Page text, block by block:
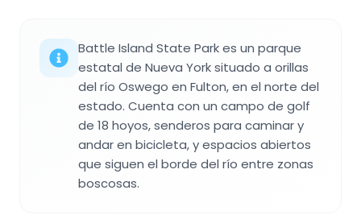
Battle Island State Park es un parque
estatal de Nueva York situado a orillas
del río Oswego en Fulton, en el norte del
estado. Cuenta con un campo de golf
de 18 hoyos, senderos para caminar y
andar en bicicleta, y espacios abiertos
que siguen el borde del río entre zonas
boscosas.